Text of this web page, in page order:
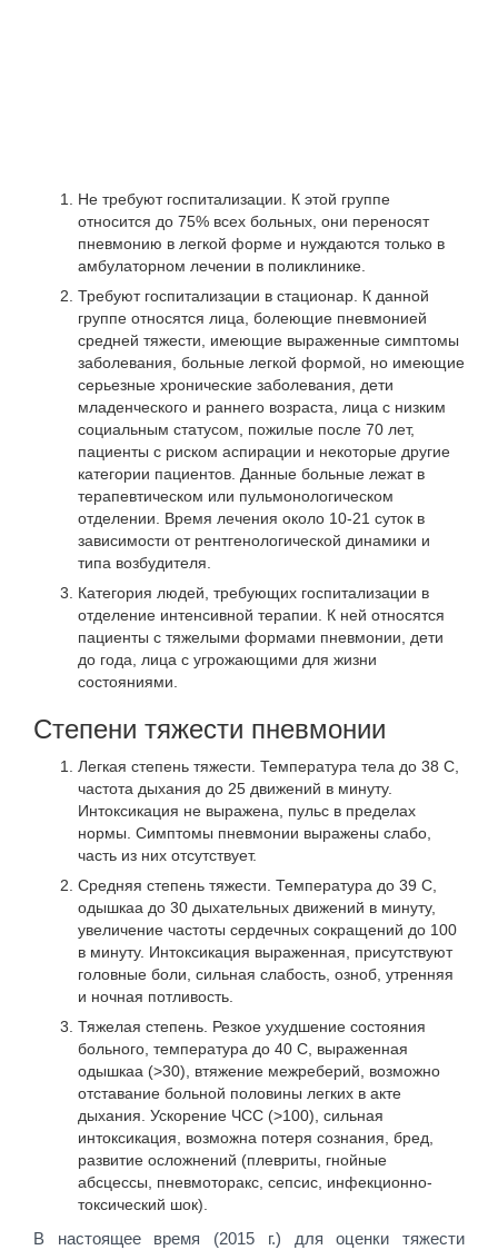
Не требуют госпитализации. К этой группе
относится до 75% всех больных, они переносят
пневмонию в легкой форме и нуждаются только в
амбулаторном лечении в поликлинике.
Требуют госпитализации в стационар. К данной
группе относятся лица, болеющие пневмонией
средней тяжести, имеющие выраженные симптомы
заболевания, больные легкой формой, но имеющие
серьезные хронические заболевания, дети
младенческого и раннего возраста, лица с низким
социальным статусом, пожилые после 70 лет,
пациенты с риском аспирации и некоторые другие
категории пациентов. Данные больные лежат в
терапевтическом или пульмонологическом
отделении. Время лечения около 10-21 суток в
зависимости от рентгенологической динамики и
типа возбудителя.
Категория людей, требующих госпитализации в
отделение интенсивной терапии. К ней относятся
пациенты с тяжелыми формами пневмонии, дети
до года, лица с угрожающими для жизни
состояниями.
Степени тяжести пневмонии
Легкая степень тяжести. Температура тела до 38 С,
частота дыхания до 25 движений в минуту.
Интоксикация не выражена, пульс в пределах
нормы. Симптомы пневмонии выражены слабо,
часть из них отсутствует.
Средняя степень тяжести. Температура до 39 С,
одышкаа до 30 дыхательных движений в минуту,
увеличение частоты сердечных сокращений до 100
в минуту. Интоксикация выраженная, присутствуют
головные боли, сильная слабость, озноб, утренняя
и ночная потливость.
Тяжелая степень. Резкое ухудшение состояния
больного, температура до 40 С, выраженная
одышкаа (>30), втяжение межреберий, возможно
отставание больной половины легких в акте
дыхания. Ускорение ЧСС (>100), сильная
интоксикация, возможна потеря сознания, бред,
развитие осложнений (плевриты, гнойные
абсцессы, пневмоторакс, сепсис, инфекционно-
токсический шок).
В настоящее время (2015 г.) для оценки тяжести